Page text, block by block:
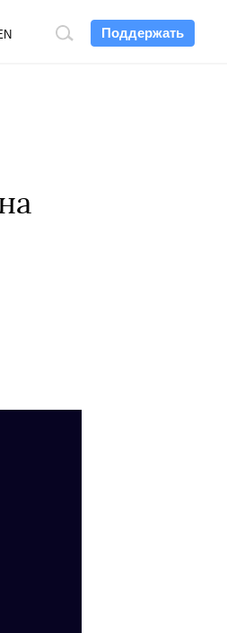
Поддержать
Поиск